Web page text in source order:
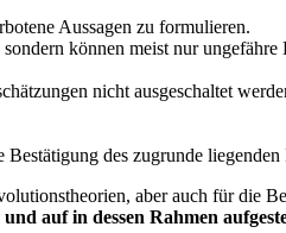
Aussagen zu formulieren.
können meist nur
nicht ausgeschaltet
des zugrunde
aber auch für die
auf in dessen Rahmen